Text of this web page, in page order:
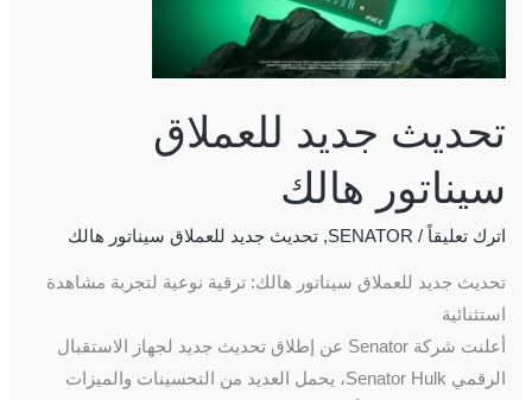
تحديث جديد للعملاق
سيناتور هالك
اترك تعليقاً /
SENATOR
,تحديث جديد للعملاق سيناتور هالك
تحديث جديد للعملاق سيناتور هالك: ترقية نوعية لتجربة مشاهدة
استثنائية
أعلنت شركة Senator عن إطلاق تحديث جديد لجهاز الاستقبال
الرقمي Senator Hulk، يحمل العديد من التحسينات والميزات